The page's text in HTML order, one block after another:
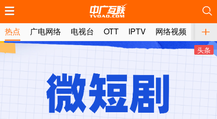
热点 广电网络 电视台 OTT IPTV 网络视频 媒体
头条
中国广电：编制一体化电视技术标准白皮书
AI赋能微短剧产业“沪8条”发布
推荐
推荐
推荐
推荐
推荐
推荐
推荐
推荐
推荐
推荐
推荐
推荐
推荐
推荐
推荐
推荐
推荐
推荐
推荐
推荐